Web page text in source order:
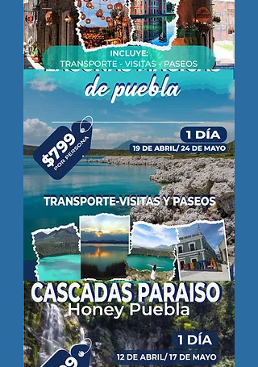
BOSQUE
DE
LAVANDA,
VALQUIRICO
1
DÍA
29
MAR
/
26
ABR
LAGUNAS
MAGICAS
DE
PUEBLA
-
1
DÍA
-
19
ABR